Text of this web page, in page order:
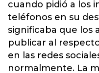
cuando pidió a los
teléfonos en su
significaba que los
publicar al
en las redes
normalmente. La